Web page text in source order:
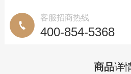
门店形象
势服务
客服招商热线
400-854-5368
商品详